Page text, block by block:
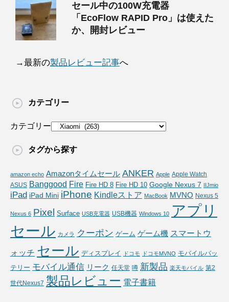
セール中の100W充電器
「EcoFlow RAPID Pro」は使えた
か、開封レビュー
→最新の製品レビュー記事へ
カテゴリー
カテゴリー
タグから探す
amazon echo Amazonタイムセール ANKER Apple Apple Watch
ASUS Banggood Fire Fire HD 8 Fire HD 10 Google Nexus 7 IIJmio
iPad iPad Mini iPhone Kindleストア MacBook MVNO Nexus 5
Nexus 6 Pixel Surface USB充電器 USB機器 Windows 10 アプリ
セール カメラ クーポン ゲーム ゲーム機 スマートウ
ォッチ セール ディスプレイ ドコモ ドコモMVNO モバイルバッ
テリー モバイル通信 リーク 任天堂 噂 新製品 楽天モバイル 第2
世代Nexus7 製品レビュー 電子書籍